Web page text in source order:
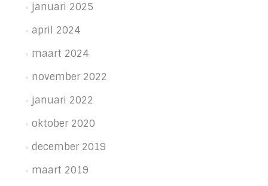
januari 2025
april 2024
maart 2024
november 2022
januari 2022
oktober 2020
december 2019
maart 2019